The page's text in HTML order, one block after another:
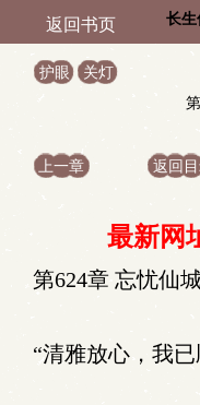
返回书页 长生
护眼 关灯
上一章 返回
最新网
第624章 忘忧仙
“清雅放心，我已